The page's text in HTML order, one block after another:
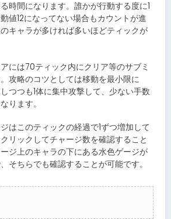
時間になります。誰かが行動する度に1
値12になってない場合もカウントが進
キャラが多ければ多いほどティックが
には70ティック内にクリア等のサブミ
攻略のコツとしては移動を最小限に
つつも1体に集中攻撃して、少ない手数
ります。
はこのティックの経過で1ずつ増加して
リックしてチャージ数を確認すること
ジ上のキャラの下にある水色ゲージが
そちらでも確認することが可能です。